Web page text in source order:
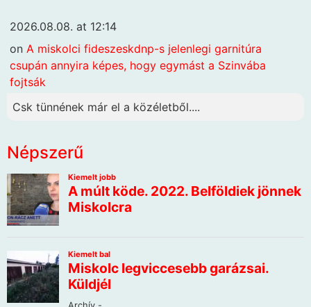
2026.08.08. at 12:14
on A miskolci fideszeskdnp-s jelenlegi garnitúra
csupán annyira képes, hogy egymást a Szinvába
fojtsák
Csk tünnének már el a közéletből....
Népszerű